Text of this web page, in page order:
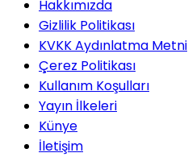
Hakkımızda
Gizlilik Politikası
KVKK Aydınlatma Metni
Çerez Politikası
Kullanım Koşulları
Yayın İlkeleri
Künye
İletişim